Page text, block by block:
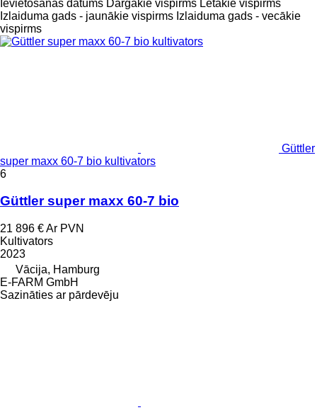
Ievietošanas datums Dārgākie vispirms Lētākie vispirms
Izlaiduma gads - jaunākie vispirms Izlaiduma gads - vecākie
vispirms
Güttler
super maxx 60-7 bio kultivators
6
Güttler super maxx 60-7 bio
21 896 €Ar PVN
Kultivators
2023
Vācija, Hamburg
E-FARM GmbH
Sazināties ar pārdevēju